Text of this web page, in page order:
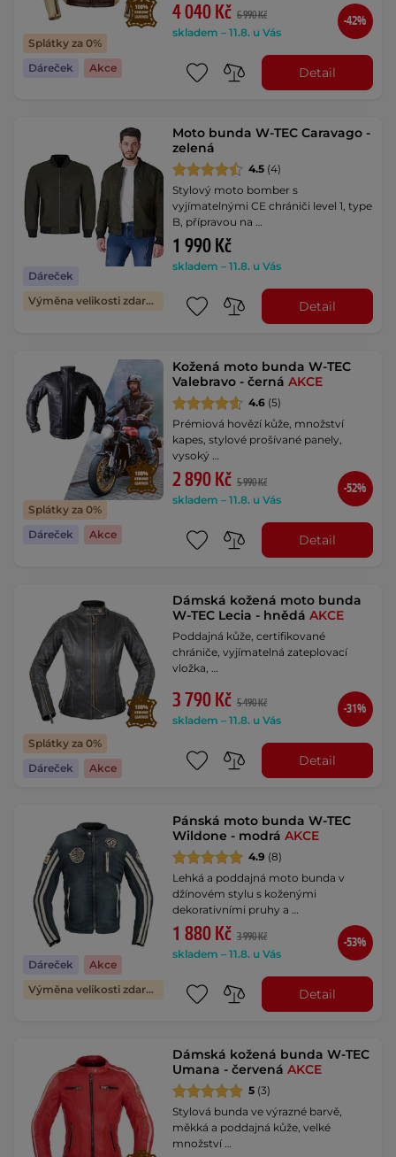
Splátky za 0%
Dáreček
Akce
4 040 Kč 6 990 Kč
skladem – 11.8. u Vás
-42%
Detail
Dáreček
Výměna velikosti zdarma
Moto bunda W-TEC Caravago -
zelená
4.5 (4)
Stylový moto bomber s
vyjímatelnými CE chrániči level 1, type
B, přípravou na …
1 990 Kč
skladem – 11.8. u Vás
Detail
Splátky za 0%
Dáreček
Akce
Kožená moto bunda W-TEC
Valebravo - černáAKCE
4.6 (5)
Prémiová hovězí kůže, množství
kapes, stylové prošívané panely,
vysoký …
2 890 Kč 5 990 Kč
skladem – 11.8. u Vás
-52%
Detail
Splátky za 0%
Dáreček
Akce
Dámská kožená moto bunda
W-TEC Lecia - hnědáAKCE
Poddajná kůže, certifikované
chrániče, vyjímatelná zateplovací
vložka, …
3 790 Kč 5 490 Kč
skladem – 11.8. u Vás
-31%
Detail
Dáreček
Akce
Výměna velikosti zdarma
Pánská moto bunda W-TEC
Wildone - modráAKCE
4.9 (8)
Lehká a poddajná moto bunda v
džínovém stylu s koženými
dekorativními pruhy a …
1 880 Kč 3 990 Kč
skladem – 11.8. u Vás
-53%
Detail
Dámská kožená bunda W-TEC
Umana - červenáAKCE
5 (3)
Stylová bunda ve výrazné barvě,
měkká a poddajná kůže, velké
množství …